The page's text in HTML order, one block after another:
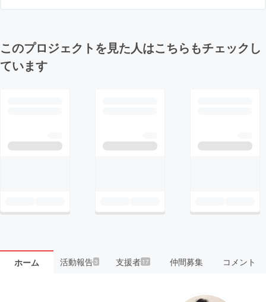
このプロジェクトを見た人はこちらもチェックし
ています
ホーム 活動報告3 支援者 17 仲間募集 コメント